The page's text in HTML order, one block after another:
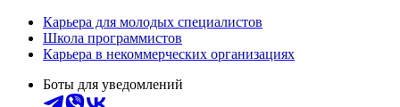
Карьера для молодых специалистов
Школа программистов
Карьера в некоммерческих организациях
Боты для уведомлений